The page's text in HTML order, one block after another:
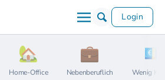
Login
Home-Office Nebenberuflich Wenig